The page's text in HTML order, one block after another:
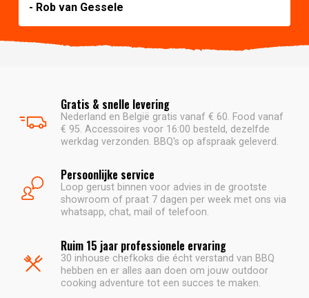
- Rob van Gessele
Gratis & snelle levering
Nederland en België gratis vanaf € 60. Food vanaf
€ 95. Accessoires voor 16:00 besteld, dezelfde
werkdag verzonden. BBQ's op afspraak geleverd.
Persoonlijke service
Loop gerust binnen voor advies in de grootste
showroom of praat 7 dagen per week met ons via
whatsapp, chat, mail of telefoon.
Ruim 15 jaar professionele ervaring
30 inhouse chefkoks die écht verstand van BBQ
hebben en er alles aan doen om jouw outdoor
cooking adventure tot een succes te maken.